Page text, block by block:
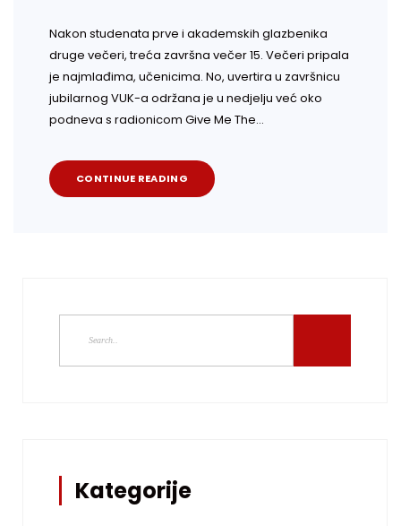
Nakon studenata prve i akademskih glazbenika
druge večeri, treća završna večer 15. Večeri pripala
je najmlađima, učenicima. No, uvertira u završnicu
jubilarnog VUK-a održana je u nedjelju već oko
podneva s radionicom Give Me The…
CONTINUE READING
Kategorije